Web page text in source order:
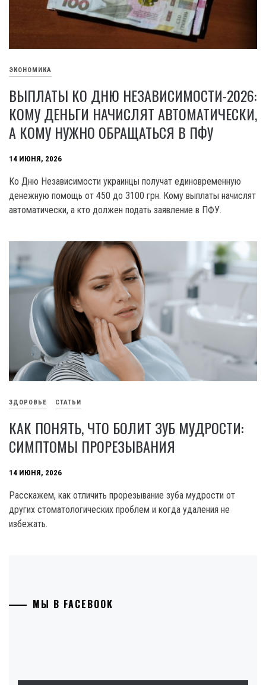
ЭКОНОМИКА
ВЫПЛАТЫ КО ДНЮ НЕЗАВИСИМОСТИ-2026:
КОМУ ДЕНЬГИ НАЧИСЛЯТ АВТОМАТИЧЕСКИ,
А КОМУ НУЖНО ОБРАЩАТЬСЯ В ПФУ
14 ИЮНЯ, 2026
Ко Дню Независимости украинцы получат единовременную
денежную помощь от 450 до 3100 грн. Кому выплаты начислят
автоматически, а кто должен подать заявление в ПФУ.
ЗДОРОВЬЕ СТАТЬИ
КАК ПОНЯТЬ, ЧТО БОЛИТ ЗУБ МУДРОСТИ:
СИМПТОМЫ ПРОРЕЗЫВАНИЯ
14 ИЮНЯ, 2026
Расскажем, как отличить прорезывание зуба мудрости от
других стоматологических проблем и когда удаления не
избежать.
МЫ В FACEBOOK